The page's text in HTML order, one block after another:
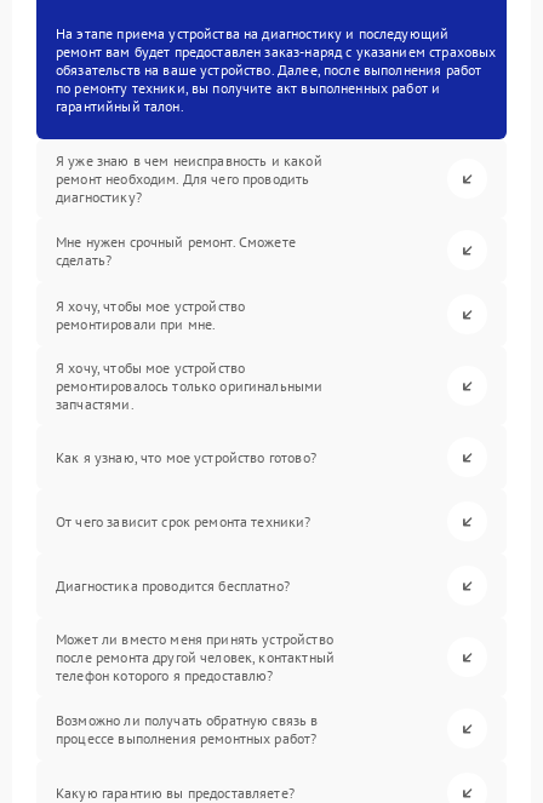
На этапе приема устройства на диагностику и последующий
ремонт вам будет предоставлен заказ-наряд с указанием страховых
обязательств на ваше устройство. Далее, после выполнения работ
по ремонту техники, вы получите акт выполненных работ и
гарантийный талон.
Я уже знаю в чем неисправность и какой
ремонт необходим. Для чего проводить
диагностику?
Мне нужен срочный ремонт. Сможете
сделать?
Я хочу, чтобы мое устройство
ремонтировали при мне.
Я хочу, чтобы мое устройство
ремонтировалось только оригинальными
запчастями.
Как я узнаю, что мое устройство готово?
От чего зависит срок ремонта техники?
Диагностика проводится бесплатно?
Может ли вместо меня принять устройство
после ремонта другой человек, контактный
телефон которого я предоставлю?
Возможно ли получать обратную связь в
процессе выполнения ремонтных работ?
Какую гарантию вы предоставляете?